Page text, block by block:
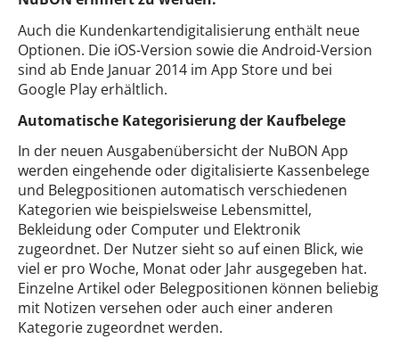
Auch die Kundenkartendigitalisierung enthält neue
Optionen. Die iOS-Version sowie die Android-Version
sind ab Ende Januar 2014 im App Store und bei
Google Play erhältlich.
Automatische Kategorisierung der Kaufbelege
In der neuen Ausgabenübersicht der NuBON App
werden eingehende oder digitalisierte Kassenbelege
und Belegpositionen automatisch verschiedenen
Kategorien wie beispielsweise Lebensmittel,
Bekleidung oder Computer und Elektronik
zugeordnet. Der Nutzer sieht so auf einen Blick, wie
viel er pro Woche, Monat oder Jahr ausgegeben hat.
Einzelne Artikel oder Belegpositionen können beliebig
mit Notizen versehen oder auch einer anderen
Kategorie zugeordnet werden.